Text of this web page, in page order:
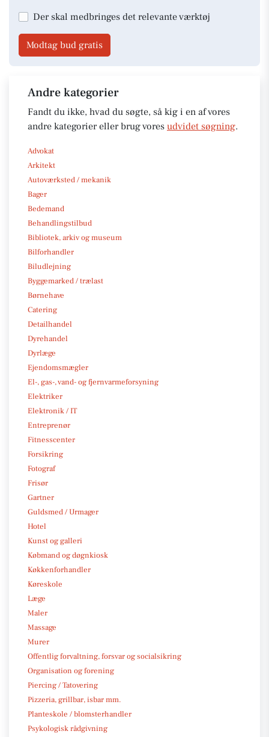
Der skal medbringes det relevante værktøj
Modtag bud gratis
Andre kategorier
Fandt du ikke, hvad du søgte, så kig i en af vores
andre kategorier eller brug vores udvidet søgning.
Advokat
Arkitekt
Autoværksted / mekanik
Bager
Bedemand
Behandlingstilbud
Bibliotek, arkiv og museum
Bilforhandler
Biludlejning
Byggemarked / trælast
Børnehave
Catering
Detailhandel
Dyrehandel
Dyrlæge
Ejendomsmægler
El-, gas-, vand- og fjernvarmeforsyning
Elektriker
Elektronik / IT
Entreprenør
Fitnesscenter
Forsikring
Fotograf
Frisør
Gartner
Guldsmed / Urmager
Hotel
Kunst og galleri
Købmand og døgnkiosk
Køkkenforhandler
Køreskole
Læge
Maler
Massage
Murer
Offentlig forvaltning, forsvar og socialsikring
Organisation og forening
Piercing / Tatovering
Pizzeria, grillbar, isbar mm.
Planteskole / blomsterhandler
Psykologisk rådgivning